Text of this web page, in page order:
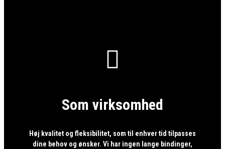

Som virksomhed
Høj kvalitet og fleksibilitet, som til enhver tid tilpasses
dine behov og ønsker. Vi har ingen lange bindinger,